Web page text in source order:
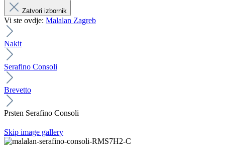
Zatvori izbornik
Vi ste ovdje: Malalan Zagreb
Nakit
Serafino Consoli
Brevetto
Prsten Serafino Consoli
Skip image gallery